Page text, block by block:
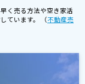
く売る方法や空き家活
ています。 （不動産売